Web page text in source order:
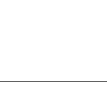
a Democracia